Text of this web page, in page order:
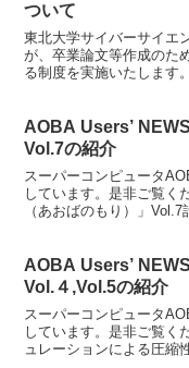
ついて
東北大学サイバーサイエ
が、卒業論文等作成のた
る制度を実施いたします
AOBA Users’
Vol.7の紹介
スーパーコンピュータ
しています。是非ご覧く
（あおばのもり）」
AOBA Users’
Vol.４,Vol.5の紹介
スーパーコンピュータ
しています。是非ご
ュレーションによる圧